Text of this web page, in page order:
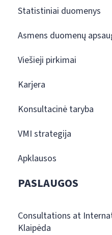
Statistiniai duomenys
Asmens duomenų
Viešieji pirkimai
Karjera
Konsultacinė taryba
VMI strategija
Apklausos
PASLAUGOS
Consultations at
Klaipėda